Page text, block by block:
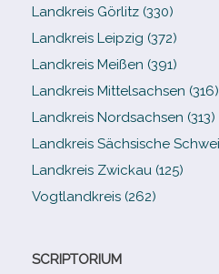
Landkreis Görlitz (330)
Landkreis Leipzig (372)
Landkreis Meißen (391)
Landkreis Mittelsachsen (316)
Landkreis Nordsachsen (313)
Landkreis Sächsische
Landkreis Zwickau (125)
Vogtlandkreis (262)
SCRIPTORIUM